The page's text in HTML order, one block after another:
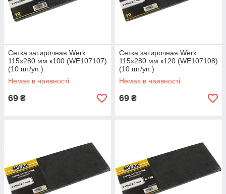
Сетка затирочная Werk
115х280 мм к100 (WE107107)
(10 шт/уп.)
Немає в наявності
69 ₴
Сетка затирочная Werk
115х280 мм к120 (WE107108)
(10 шт/уп.)
Немає в наявності
69 ₴